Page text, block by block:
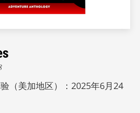
（美加地区）：2025年6月24